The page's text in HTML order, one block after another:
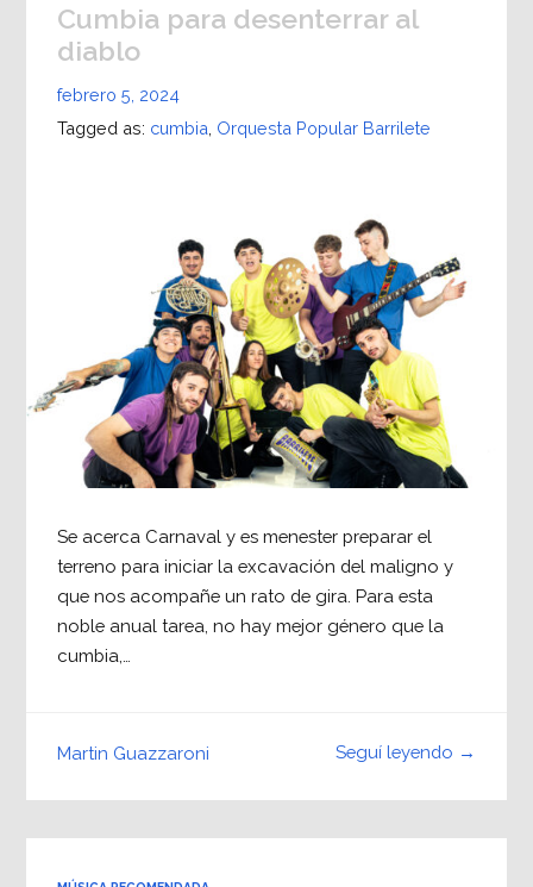
Cumbia para desenterrar al
diablo
febrero 5, 2024
Tagged as: cumbia Orquesta Popular Barrilete
Se acerca Carnaval y es menester preparar el
terreno para iniciar la excavación del maligno y
que nos acompañe un rato de gira. Para esta
noble anual tarea, no hay mejor género que la
cumbia,…
Seguí leyendo →
Martin Guazzaroni